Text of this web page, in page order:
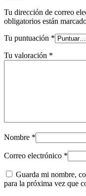
Tu dirección de correo
obligatorios están
Tu puntuación *
Tu valoración *
Nombre *
Correo electrónico *
Guarda mi nombre,
para la próxima vez que